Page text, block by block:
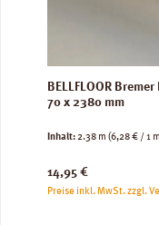
BELLFLOOR
70 x 2380 mm
Inhalt:2.38 m (6,28 € / 1
Regulärer Preis:
14,95 €
Preise inkl. MwSt. zzgl.